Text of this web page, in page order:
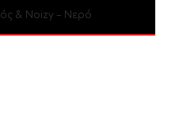
& Noizy – Νερό